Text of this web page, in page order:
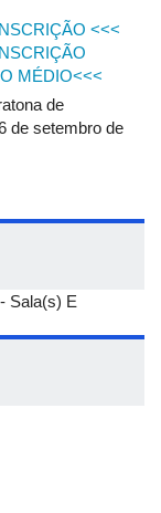
transmitidas
Universidade
<<<
MÉDIO<<<
de
de setembro de
Sala(s) E